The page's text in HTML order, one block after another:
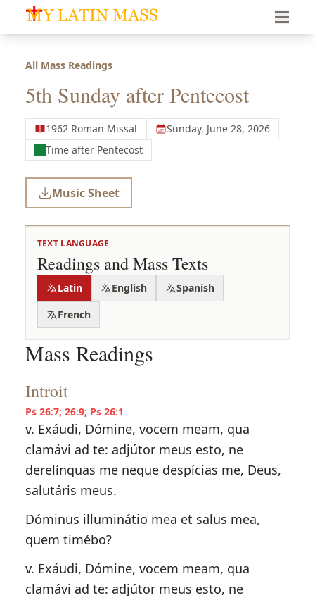
My Latin Mass - Traditional Latin Mass of South Florida
All Mass Readings
5th Sunday after Pentecost
1962 Roman Missal
Sunday, June 28, 2026
Time after Pentecost
Music Sheet
TEXT LANGUAGE
Readings and Mass Texts
Latin English
Spanish
French
Mass Readings
Introit
Ps 26:7; 26:9; Ps 26:1
v. Exáudi, Dómine, vocem meam, qua
clamávi ad te: adjútor meus esto, ne
derelínquas me neque despícias me, Deus,
salutáris meus.
Dóminus illuminátio mea et salus mea,
quem timébo?
v. Exáudi, Dómine, vocem meam, qua
clamávi ad te: adjútor meus esto, ne